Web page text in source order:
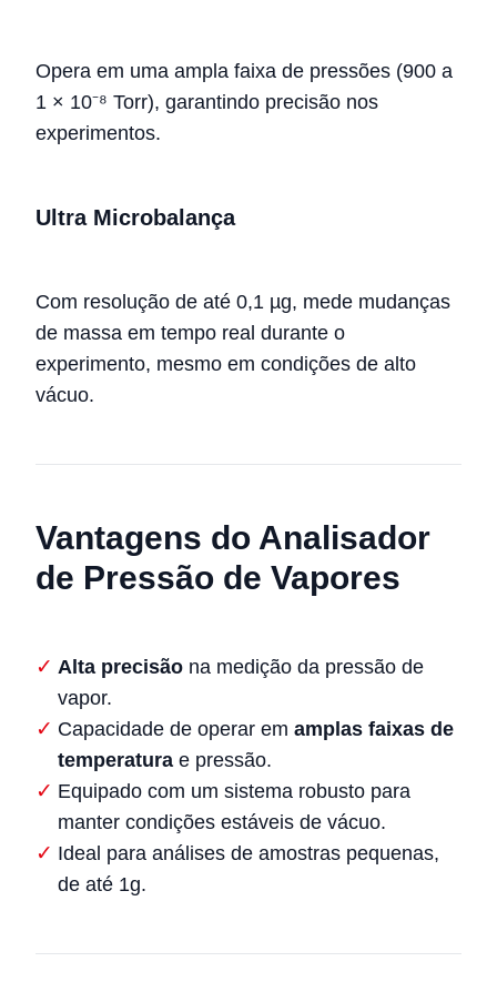
Opera em uma ampla faixa de pressões (900 a
1 × 10⁻⁸ Torr), garantindo precisão nos
experimentos.
Ultra Microbalança
Com resolução de até 0,1 µg, mede mudanças
de massa em tempo real durante o
experimento, mesmo em condições de alto
vácuo.
Vantagens do Analisador
de Pressão de Vapores
Alta precisão na medição da pressão de
vapor.
Capacidade de operar em amplas faixas de
temperatura e pressão.
Equipado com um sistema robusto para
manter condições estáveis de vácuo.
Ideal para análises de amostras pequenas,
de até 1g.